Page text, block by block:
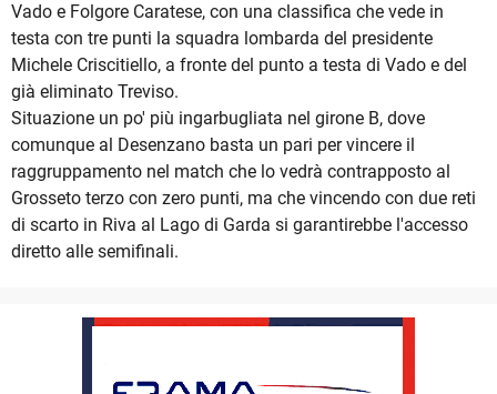
Vado e Folgore Caratese, con una classifica che vede in
testa con tre punti la squadra lombarda del presidente
Michele Criscitiello, a fronte del punto a testa di Vado e del
già eliminato Treviso.
Situazione un po' più ingarbugliata nel girone B, dove
comunque al Desenzano basta un pari per vincere il
raggruppamento nel match che lo vedrà contrapposto al
Grosseto terzo con zero punti, ma che vincendo con due reti
di scarto in Riva al Lago di Garda si garantirebbe l'accesso
diretto alle semifinali.